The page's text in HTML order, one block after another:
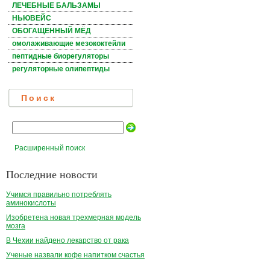
ЛЕЧЕБНЫЕ БАЛЬЗАМЫ
НЬЮВЕЙС
ОБОГАЩЕННЫЙ МЁД
омолаживающие мезококтейли
пептидные биорегуляторы
регуляторные олипептиды
Поиск
Расширенный поиск
Последние новости
Учимся правильно потреблять
аминокислоты
Изобретена новая трехмерная модель
мозга
В Чехии найдено лекарство от рака
Ученые назвали кофе напитком счастья